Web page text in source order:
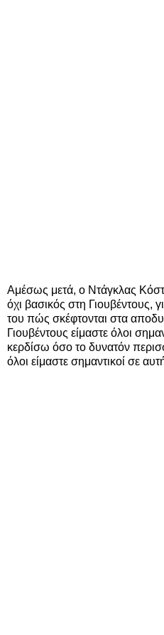
Αμέσως μετά, ο Ντάγκλας
όχι βασικός στη Γιουβέντους,
του πώς σκέφτονται στα
Γιουβέντους είμαστε όλοι
κερδίσω όσο το δυνατόν
όλοι είμαστε σημαντικοί σε